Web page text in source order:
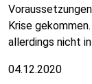
Krise
allerdings nicht
04.12.2020